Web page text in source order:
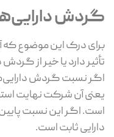
گردش
برای درک این موضوع که
تأثیر دارد یا خیر از
اگر نسبت گردش
یعنی آن شرکت نهایت
است. اگر این نسبت
دارایی ثابت است.